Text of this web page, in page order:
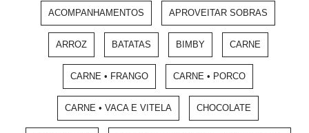
ACOMPANHAMENTOS APROVEITAR SOBRAS
ARROZ BATATAS BIMBY CARNE
CARNE • FRANGO CARNE • PORCO
CARNE • VACA E VITELA CHOCOLATE